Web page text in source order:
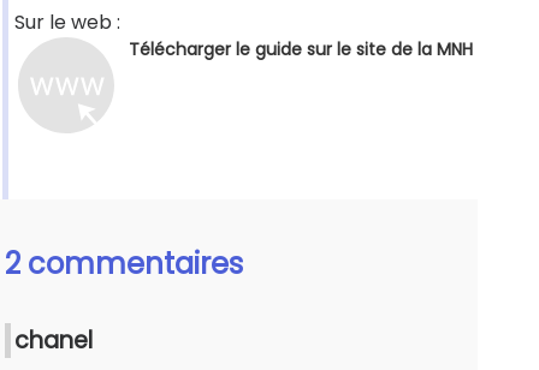
Sur le web :
Télécharger le guide sur le site de la MNH
2 commentaires
chanel